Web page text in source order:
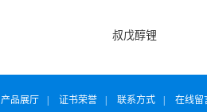
叔戊醇锂
产品展厅 证书荣誉 联系方式 在线留